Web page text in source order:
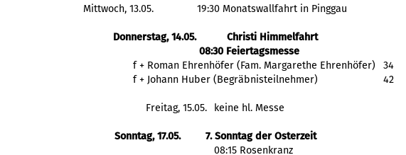
Mittwoch, 13.05. 19:30 Monatswallfahrt in Pinggau
Donnerstag, 14.05.
Christi Himmelfahrt
08:30 Feiertagsmesse
  f + Roman Ehrenhöfer (Fam. Margarethe Ehrenhöfer)
  34
  f + Johann Huber (Begräbnisteilnehmer)
  42
Freitag, 15.05. keine hl. Messe
Sonntag, 17.05.
7. Sonntag der Osterzeit
   08:15 Rosenkranz